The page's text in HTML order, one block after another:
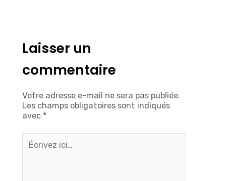
Laisser un
commentaire
Votre adresse e-mail ne sera pas publiée.
Les champs obligatoires sont indiqués
avec *
ici…